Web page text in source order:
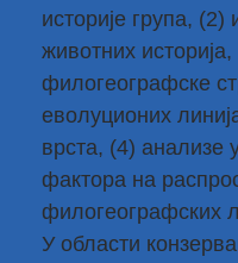
историје група,
животних историја,
филогеографске
еволуционих
врста, (4) анализе
фактора на
филогеографских
У области